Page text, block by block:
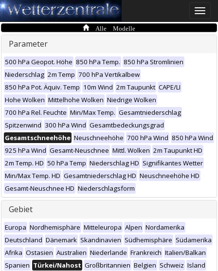
Toggle
Alle Modelle
Parameter
500 hPa Geopot. Höhe 850 hPa Temp. 850 hPa Stromlinien
Niederschlag 2m Temp 700 hPa Vertikalbew
850 hPa Pot. Äquiv. Temp 10m Wind 2m Taupunkt CAPE/LI
Hohe Wolken Mittelhohe Wolken Niedrige Wolken
700 hPa Rel. Feuchte Min/Max Temp. Gesamtniederschlag
Spitzenwind 300 hPa Wind Gesamtbedeckungsgrad
Gesamtschneehöhe Neuschneehöhe 700 hPa Wind 850 hPa Wind
925 hPa Wind Gesamt-Neuschnee Mittl. Wolken 2m Taupunkt HD
2m Temp. HD 50 hPa Temp Niederschlag HD Signifikantes Wetter
Min/Max Temp. HD Gesamtniederschlag HD Neuschneehöhe HD
Gesamt-Neuschnee HD Niederschlagsform
Gebiet
Europa Nordhemisphäre Mitteleuropa Alpen Nordamerika
Deutschland Dänemark Skandinavien Südhemisphäre Südamerika
Afrika Ostasien Australien Niederlande Frankreich Italien/Balkan
Spanien Türkei/Nahost Großbritannien Belgien Schweiz Island